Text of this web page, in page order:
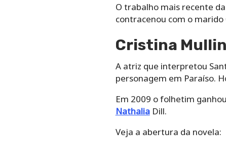
O trabalho mais recente
contracenou com o
Cristina
A atriz que interpretou
personagem em Paraíso.
Em 2009 o folhetim
NathaliaDill.
Veja a abertura da novela: